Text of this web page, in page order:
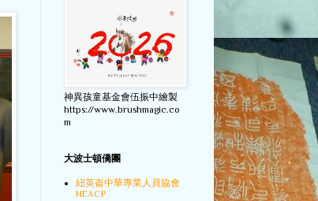
神異孩童基金會伍振中繪製
https://www.brushmagic.co
m
大波士頓僑團
紐英崙中華專業人員協會
NEACP